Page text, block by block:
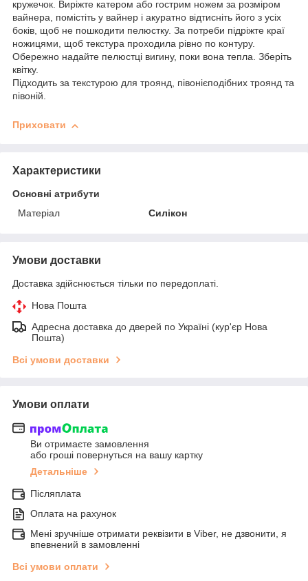
кружечок. Виріжте катером або гострим ножем за розміром
вайнера, помістіть у вайнер і акуратно відтисніть його з усіх
боків, щоб не пошкодити пелюстку. За потреби підріжте краї
ножицями, щоб текстура проходила рівно по контуру.
Обережно надайте пелюстці вигину, поки вона тепла. Зберіть
квітку.
Підходить за текстурою для троянд, півонієподібних троянд та
півоній.
Приховати
Характеристики
Основні атрибути
Матеріал
Силікон
Умови доставки
Доставка здійснюється тільки по передоплаті.
Нова Пошта
Адресна доставка до дверей по Україні (кур'єр Нова
Пошта)
Всі умови доставки
Умови оплати
Ви отримаєте замовлення
або гроші повернуться на вашу картку
Детальніше
Післяплата
Оплата на рахунок
Мені зручніше отримати реквізити в Viber, не дзвонити, я
впевнений в замовленні
Всі умови оплати